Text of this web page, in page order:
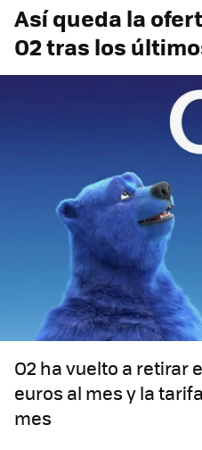
Así queda la
O2 tras los
O2 ha vuelto a retirar
euros al mes y la
mes